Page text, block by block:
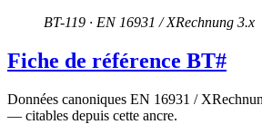
BT-119 · EN 16931 / XRechnung 3.x
Fiche de référence BT#
Données canoniques EN 16931 /
— citables depuis cette ancre.